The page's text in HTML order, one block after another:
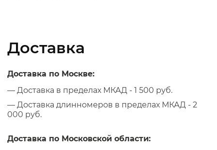
Доставка
Доставка по Москве:
— Доставка в пределах МКАД - 1 500 руб.
— Доставка длинномеров в пределах МКАД - 2
000 руб.
Доставка по Московской области: